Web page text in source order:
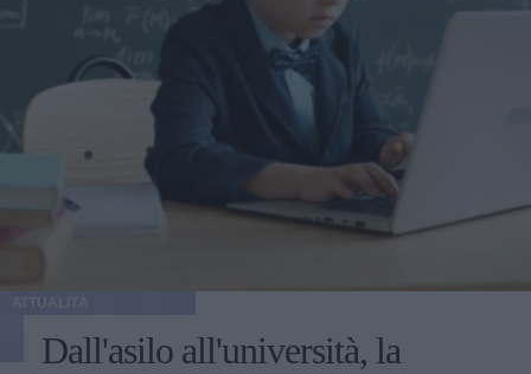
Dall'asilo all'università, la